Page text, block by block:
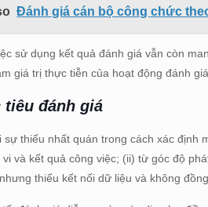
Đánh giá cán bộ công chức
sử dụng kết quả đánh giá vẫn còn
giá trị thực tiễn của hoạt động đánh
tiêu đánh giá
sự thiếu nhất quán trong cách xác
vi và kết quả công việc; (ii) từ góc độ
thiếu kết nối dữ liệu và không